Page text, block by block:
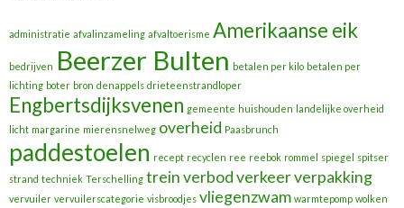
administratie afvalinzameling afvaltoerisme Amerikaanse eik
bedrijven Beerzer Bulten betalen per kilo betalen per
lichting boter bron denappels drieteenstrandloper
Engbertsdijksvenen gemeente huishouden landelijke overheid
licht margarine mierensnelweg overheid Paasbrunch
paddestoelen recept recyclen ree reebok rommel spiegel
spitser
strand techniek Terschelling treinverbodverkeerverpakking
vervuiler vervuilerscategorie visbroodjes vliegenzwam warmtepomp wolken